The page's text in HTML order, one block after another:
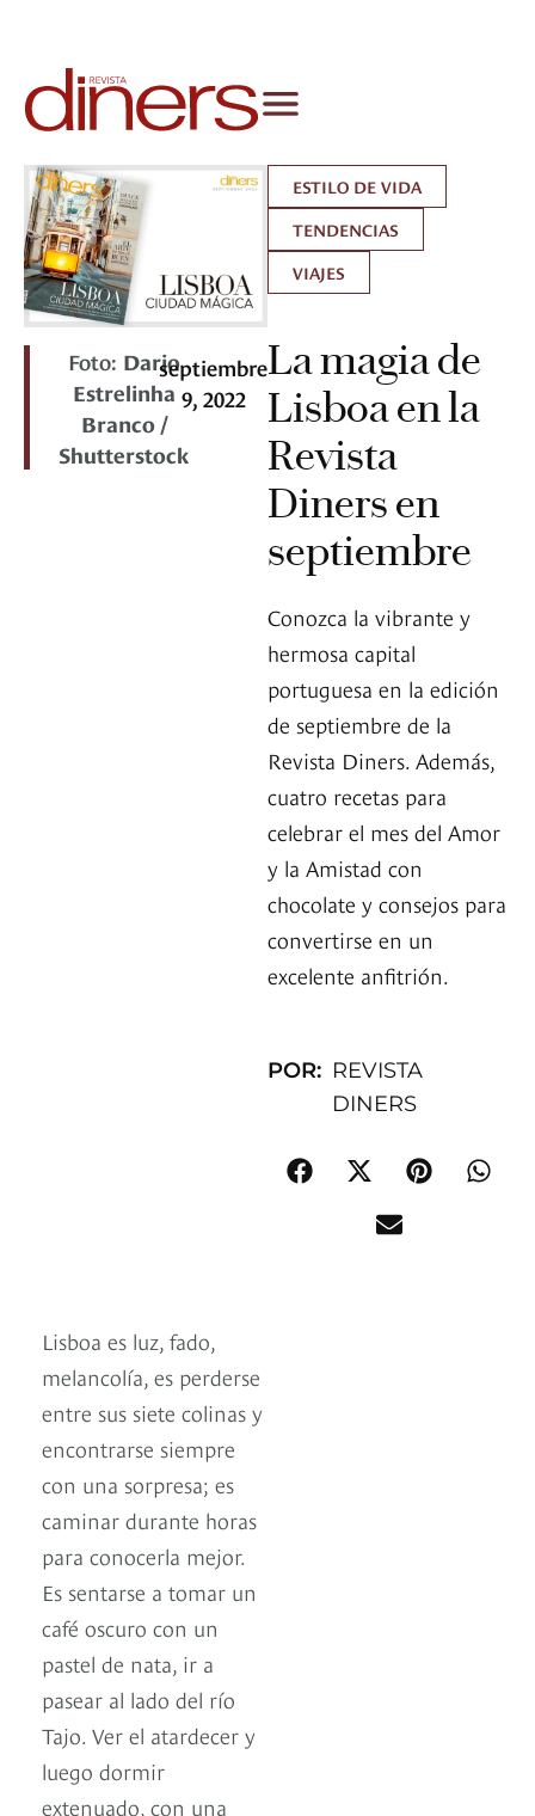
Foto: Dario
Estrelinha
Branco /
Shutterstock
septiembre
9, 2022
ESTILO DE VIDA
TENDENCIAS
VIAJES
La magia de
Lisboa en la
Revista
Diners en
septiembre
Conozca la vibrante y
hermosa capital
portuguesa en la edición
de septiembre de la
Revista Diners. Además,
cuatro recetas para
celebrar el mes del Amor
y la Amistad con
chocolate y consejos para
convertirse en un
excelente anfitrión.
POR: REVISTA
DINERS
Lisboa es luz, fado,
melancolía, es perderse
entre sus siete colinas y
encontrarse siempre
con una sorpresa; es
caminar durante horas
para conocerla mejor.
Es sentarse a tomar un
café oscuro con un
pastel de nata, ir a
pasear al lado del río
Tajo. Ver el atardecer y
luego dormir
extenuado, con una